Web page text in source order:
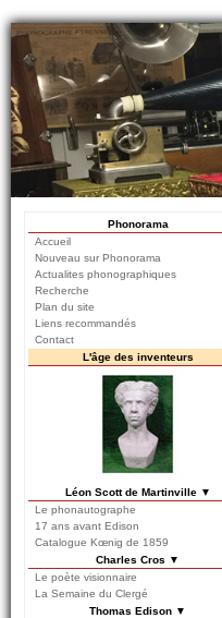
Phonorama
Accueil
Nouveau sur Phonorama
Actualites phonographiques
Recherche
Plan du site
Liens recommandés
Contact
L'âge des inventeurs
Léon Scott de Martinville ▼
Le phonautographe
17 ans avant Edison
Catalogue Kœnig de 1859
Charles Cros ▼
Le poète visionnaire
La Semaine du Clergé
Thomas Edison ▼